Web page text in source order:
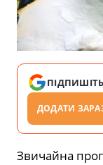
ДОДАТИ
Звичайна